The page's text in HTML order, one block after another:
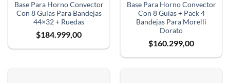
Base Para Horno Convector
Con 8 Guías Para Bandejas
44×32 + Ruedas
$184.999,00
Base Para Horno Convector
Con 8 Guías + Pack 4
Bandejas Para Morelli
Dorato
$160.299,00